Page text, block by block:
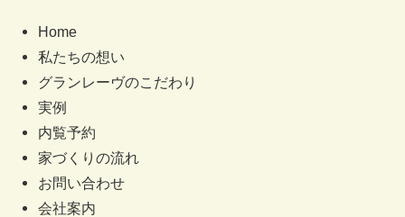
Home
私たちの想い
グランレーヴのこだわり
実例
内覧予約
家づくりの流れ
お問い合わせ
会社案内